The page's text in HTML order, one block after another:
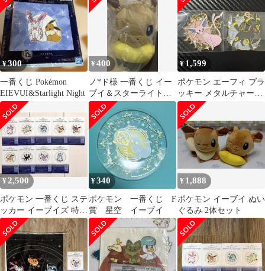
¥300
一番くじ Pokémon
EIEVUI&Starlight Night
¥400
ノ*ド様 一番くじ イー
ブイ＆スターライトナ
イト B賞 イーブイとお
星さまぬいぐ
¥1,599
ポケモン エーフィ ブラ
ッキー メタルチャーム
2種セット
¥2,500
ポケモン 一番くじ ステ
ッカー イーブイズ 特典
コンプリート まとめ売
り
¥340
ポケモン 一番くじ F
賞 星空 イーブイ
¥ 1,888
ポケモン イーブイ ぬい
ぐるみ 2体セット